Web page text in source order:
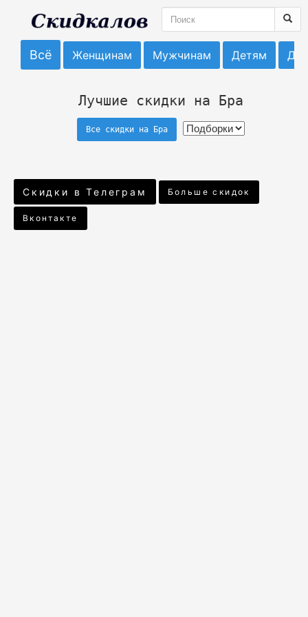
Всё Женщинам Мужчинам Детям
Лучшие скидки на Бра
Все скидки на Бра
Скидки в Телеграм Больше скидок
Вконтакте